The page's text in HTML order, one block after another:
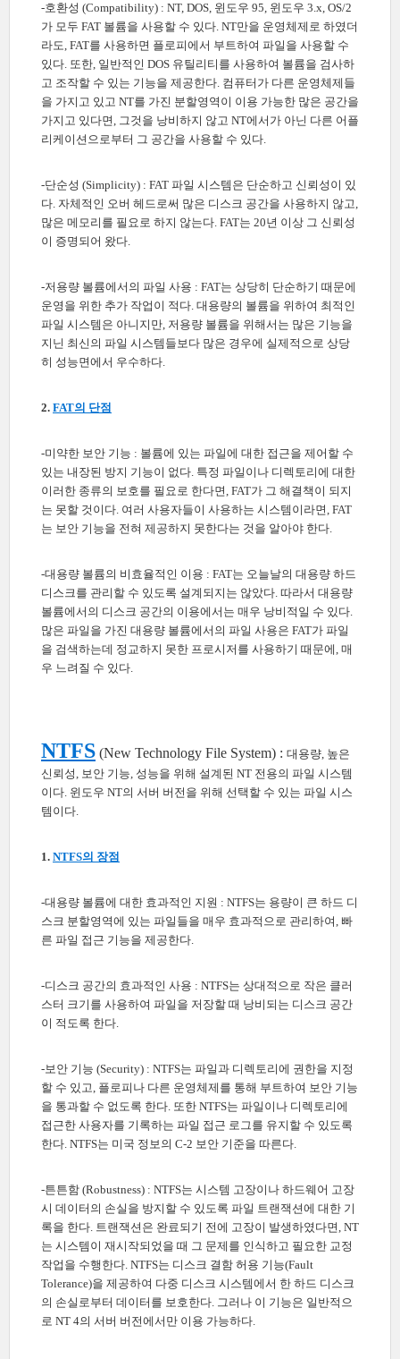
-호환성 (Compatibility) : NT, DOS, 윈도우 95, 윈도우 3.x, OS/2
가 모두 FAT 볼륨을 사용할 수 있다. NT만을 운영체제로 하였더
라도, FAT를 사용하면 플로피에서 부트하여 파일을 사용할 수
있다. 또한, 일반적인 DOS 유틸리티를 사용하여 볼륨을 검사하
고 조작할 수 있는 기능을 제공한다. 컴퓨터가 다른 운영체제들
을 가지고 있고 NT를 가진 분할영역이 이용 가능한 많은 공간을
가지고 있다면, 그것을 낭비하지 않고 NT에서가 아닌 다른 어플
리케이션으로부터 그 공간을 사용할 수 있다.
-단순성 (Simplicity) : FAT 파일 시스템은 단순하고 신뢰성이 있
다. 자체적인 오버 헤드로써 많은 디스크 공간을 사용하지 않고,
많은 메모리를 필요로 하지 않는다. FAT는 20년 이상 그 신뢰성
이 증명되어 왔다.
-저용량 볼륨에서의 파일 사용 : FAT는 상당히 단순하기 때문에
운영을 위한 추가 작업이 적다. 대용량의 볼륨을 위하여 최적인
파일 시스템은 아니지만, 저용량 볼륨을 위해서는 많은 기능을
지닌 최신의 파일 시스템들보다 많은 경우에 실제적으로 상당
히 성능면에서 우수하다.
2. FAT의 단점
-미약한 보안 기능 : 볼륨에 있는 파일에 대한 접근을 제어할 수
있는 내장된 방지 기능이 없다. 특정 파일이나 디렉토리에 대한
이러한 종류의 보호를 필요로 한다면, FAT가 그 해결책이 되지
는 못할 것이다. 여러 사용자들이 사용하는 시스템이라면, FAT
는 보안 기능을 전혀 제공하지 못한다는 것을 알아야 한다.
-대용량 볼륨의 비효율적인 이용 : FAT는 오늘날의 대용량 하드
디스크를 관리할 수 있도록 설계되지는 않았다. 따라서 대용량
볼륨에서의 디스크 공간의 이용에서는 매우 낭비적일 수 있다.
많은 파일을 가진 대용량 볼륨에서의 파일 사용은 FAT가 파일
을 검색하는데 정교하지 못한 프로시저를 사용하기 때문에, 매
우 느려질 수 있다.
NTFS (New Technology File System) : 대용량, 높은
신뢰성, 보안 기능, 성능을 위해 설계된 NT 전용의 파일 시스템
이다. 윈도우 NT의 서버 버전을 위해 선택할 수 있는 파일 시스
템이다.
1. NTFS의 장점
-대용량 볼륨에 대한 효과적인 지원 : NTFS는 용량이 큰 하드 디
스크 분할영역에 있는 파일들을 매우 효과적으로 관리하여, 빠
른 파일 접근 기능을 제공한다.
-디스크 공간의 효과적인 사용 : NTFS는 상대적으로 작은 클러
스터 크기를 사용하여 파일을 저장할 때 낭비되는 디스크 공간
이 적도록 한다.
-보안 기능 (Security) : NTFS는 파일과 디렉토리에 권한을 지정
할 수 있고, 플로피나 다른 운영체제를 통해 부트하여 보안 기능
을 통과할 수 없도록 한다. 또한 NTFS는 파일이나 디렉토리에
접근한 사용자를 기록하는 파일 접근 로그를 유지할 수 있도록
한다. NTFS는 미국 정보의 C-2 보안 기준을 따른다.
-튼튼함 (Robustness) : NTFS는 시스템 고장이나 하드웨어 고장
시 데이터의 손실을 방지할 수 있도록 파일 트랜잭션에 대한 기
록을 한다. 트랜잭션은 완료되기 전에 고장이 발생하였다면, NT
는 시스템이 재시작되었을 때 그 문제를 인식하고 필요한 교정
작업을 수행한다. NTFS는 디스크 결함 허용 기능(Fault
Tolerance)을 제공하여 다중 디스크 시스템에서 한 하드 디스크
의 손실로부터 데이터를 보호한다. 그러나 이 기능은 일반적으
로 NT 4의 서버 버전에서만 이용 가능하다.